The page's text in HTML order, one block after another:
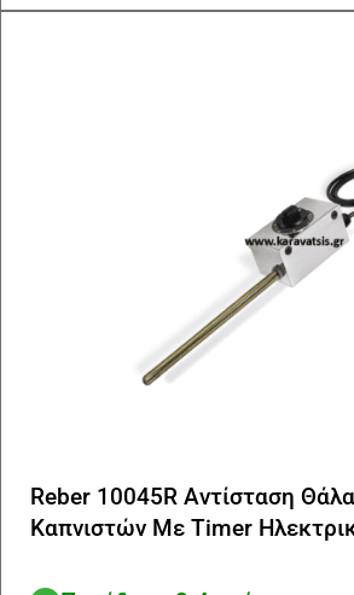
Reber 10045R Αντίσταση
Καπνιστών Με Timer